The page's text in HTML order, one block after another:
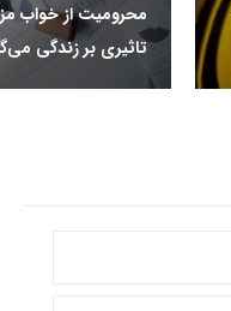
محرومیت از خواب
تاثیری بر زندگی